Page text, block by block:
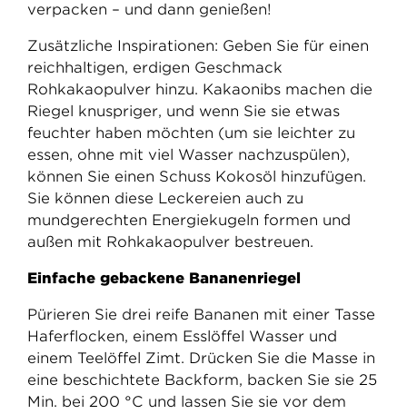
verpacken – und dann genießen!
Zusätzliche Inspirationen: Geben Sie für einen
reichhaltigen, erdigen Geschmack
Rohkakaopulver hinzu. Kakaonibs machen die
Riegel knuspriger, und wenn Sie sie etwas
feuchter haben möchten (um sie leichter zu
essen, ohne mit viel Wasser nachzuspülen),
können Sie einen Schuss Kokosöl hinzufügen.
Sie können diese Leckereien auch zu
mundgerechten Energiekugeln formen und
außen mit Rohkakaopulver bestreuen.
Einfache gebackene Bananenriegel
Pürieren Sie drei reife Bananen mit einer Tasse
Haferflocken, einem Esslöffel Wasser und
einem Teelöffel Zimt. Drücken Sie die Masse in
eine beschichtete Backform, backen Sie sie 25
Min. bei 200 °C und lassen Sie sie vor dem